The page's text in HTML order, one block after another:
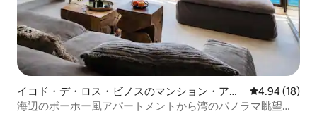
イコド・デ・ロス・ビノスのマンション・アパ
ート
レビュー18
4.94 (18)
海辺のボーホー風アパートメントから湾のパノラマ眺望を